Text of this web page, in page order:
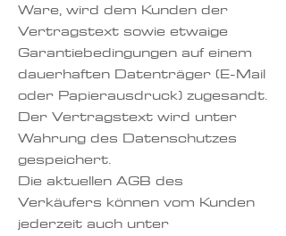
Ware, wird dem Kunden der
Vertragstext sowie etwaige
Garantiebedingungen auf einem
dauerhaften Datenträger (E-Mail
oder Papierausdruck) zugesandt.
Der Vertragstext wird unter
Wahrung des Datenschutzes
gespeichert.
Die aktuellen AGB des
Verkäufers können vom Kunden
jederzeit auch unter